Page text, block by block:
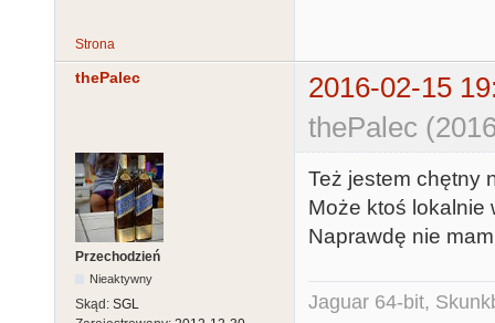
Strona
thePalec
2016-02-15
thePalec
Przechodzień
Nieaktywny
Skąd: SGL
Też jestem chętny
Może ktoś lokalnie
Naprawdę nie
Jaguar 64-bit,